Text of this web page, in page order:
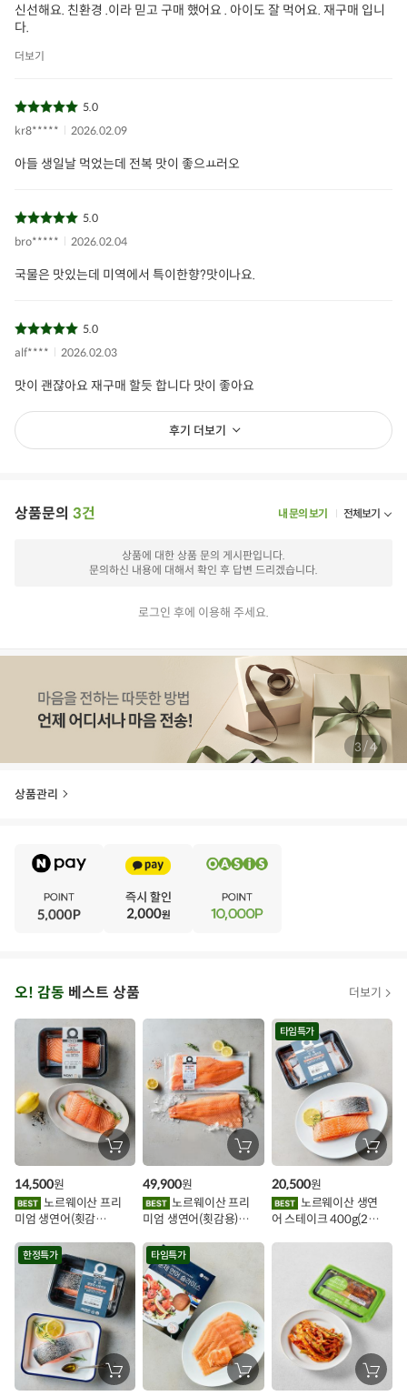
신선해요. 친환경 .이라 믿고 구매 했어요 . 아이도 잘 먹어요. 재구매 입니
다.
더보기
5.0
kr8*****
2026.02.09
아들 생일날 먹었는데 전복 맛이 좋으ㅛ러오
5.0
bro*****
2026.02.04
국물은 맛있는데 미역에서 특이한향?맛이나요.
5.0
alf****
2026.02.03
맛이 괜쟎아요 재구매 할듯 합니다 맛이 좋아요
후기 더보기
상품문의 3건 내 문의 보기 전체보기
상품에 대한 상품 문의 게시판입니다.
문의하신 내용에 대해서 확인 후 답변 드리겠습니다.
로그인 후에 이용해 주세요.
4 /4
상품관리
아
시
인
이
트
오! 감동 베스트 상품 더보기
장
바
에
담
노르웨이산 프리
미엄 생연어(횟감
14,500원
장
바
에
담
기
노르웨이산 프리
미엄 생연어(횟감용)
49,900원
타임특가
장
바
에
담
기
어 스테이크 400g(2조
20,500원
한정특가
장
바
타임특가
장
바
장
바